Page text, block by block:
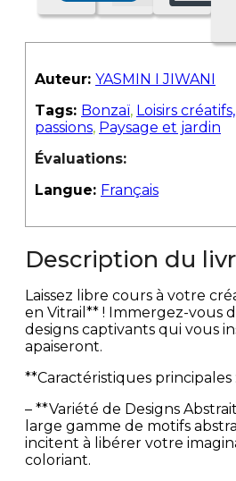
Auteur: YASMIN I JIWANI
Tags: Bonzaï, Loisirs
passions, Paysage et jardin
Évaluations:
Langue: Français
Description du
Laissez libre cours à votre
en Vitrail** ! Immergez-vous
designs captivants qui vous
apaiseront.
**Caractéristiques principales
– **Variété de Designs
large gamme de motifs
incitent à libérer votre
coloriant.